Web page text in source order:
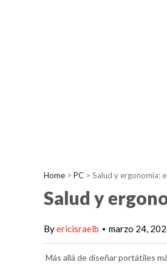
Home > PC > Salud y ergonomía:
Salud y
Byericisraelb • marzo 24,
Más allá de diseñar portátiles